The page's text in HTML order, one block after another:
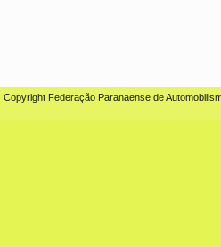
Copyright Federação Paranaense de